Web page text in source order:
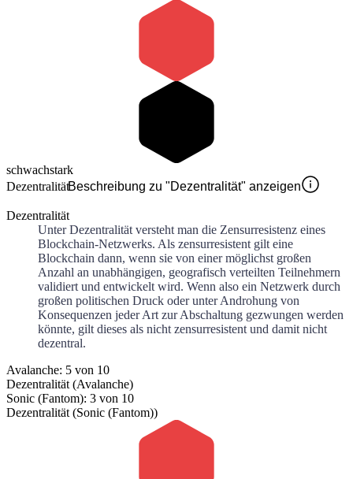
schwachstark
DezentralitätBeschreibung zu "Dezentralität" anzeigen
Dezentralität
Unter Dezentralität versteht man die Zensurresistenz eines
Blockchain-Netzwerks. Als zensurresistent gilt eine
Blockchain dann, wenn sie von einer möglichst großen
Anzahl an unabhängigen, geografisch verteilten Teilnehmern
validiert und entwickelt wird. Wenn also ein Netzwerk durch
großen politischen Druck oder unter Androhung von
Konsequenzen jeder Art zur Abschaltung gezwungen werden
könnte, gilt dieses als nicht zensurresistent und damit nicht
dezentral.
Avalanche: 5 von 10
Dezentralität (Avalanche)
Sonic (Fantom): 3 von 10
Dezentralität (Sonic (Fantom))